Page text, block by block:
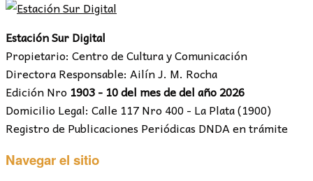
Estación Sur Digital
Propietario: Centro de Cultura y Comunicación
Directora Responsable: Ailín J. M. Rocha
Edición Nro 1903 - 10 del mes de del año 2026
Domicilio Legal: Calle 117 Nro 400 - La Plata (1900)
Registro de Publicaciones Periódicas DNDA en trámite
Navegar el sitio